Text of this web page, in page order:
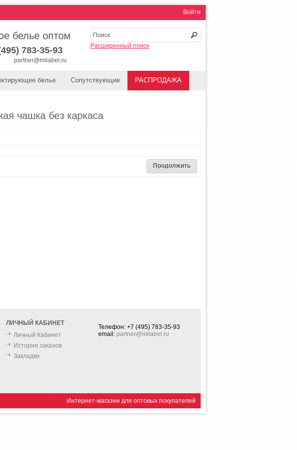
Войти
белье оптом
Расширенный поиск
783-35-93
partner@milabel.ru
белье Сопутствующие РАСПРОДАЖА
чашка без каркаса
Продолжить
ЛИЧНЫЙ КАБИНЕТ
Личный Кабинет
История заказов
Закладки
Телефон: +7 (495) 783-35-93
email: partner@milabel.ru
Интернет-магазин для оптовых покупателей